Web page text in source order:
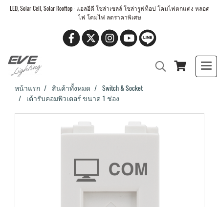
LED, Solar Cell, Solar Rooftop : แอลอีดี โซล่าเซลล์ โซล่ารูฟท็อป โคมไฟตกแต่ง หลอด
ไฟ โคมไฟ ลดราคาพิเศษ
หน้าแรก สินค้าทั้งหมด
Switch & Socket
เต้ารับคอมพิวเตอร์ ขนาด 1 ช่อง